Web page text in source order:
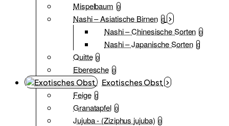
Mispelbaum 0
Nashi – Asiatische Birnen 0
Nashi – Chinesische Sorten 0
Nashi – Japanische Sorten 0
Quitte 0
Eberesche 0
Exotisches Obst
Feige 0
Granatapfel 0
Jujuba - (Ziziphus jujuba) 0